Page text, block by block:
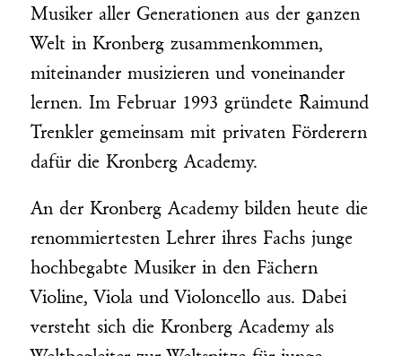
Musiker aller Generationen aus der ganzen
Welt in Kronberg zusammenkommen,
miteinander musizieren und voneinander
lernen. Im Februar 1993 gründete Raimund
Trenkler gemeinsam mit privaten Förderern
dafür die Kronberg Academy.
An der Kronberg Academy bilden heute die
renommiertesten Lehrer ihres Fachs junge
hochbegabte Musiker in den Fächern
Violine, Viola und Violoncello aus. Dabei
versteht sich die Kronberg Academy als